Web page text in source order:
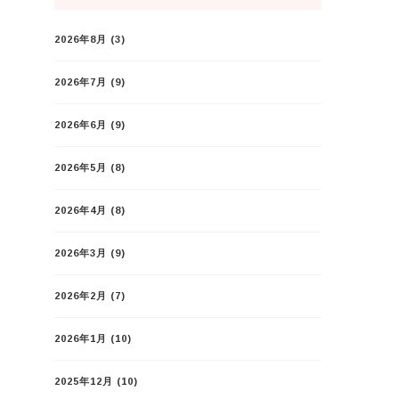
2026年8月 (3)
2026年7月 (9)
2026年6月 (9)
2026年5月 (8)
2026年4月 (8)
2026年3月 (9)
2026年2月 (7)
2026年1月 (10)
2025年12月 (10)